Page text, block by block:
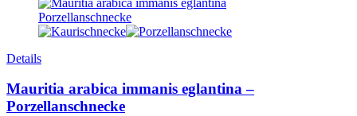
Details
Mauritia arabica immanis eglantina –
Porzellanschnecke